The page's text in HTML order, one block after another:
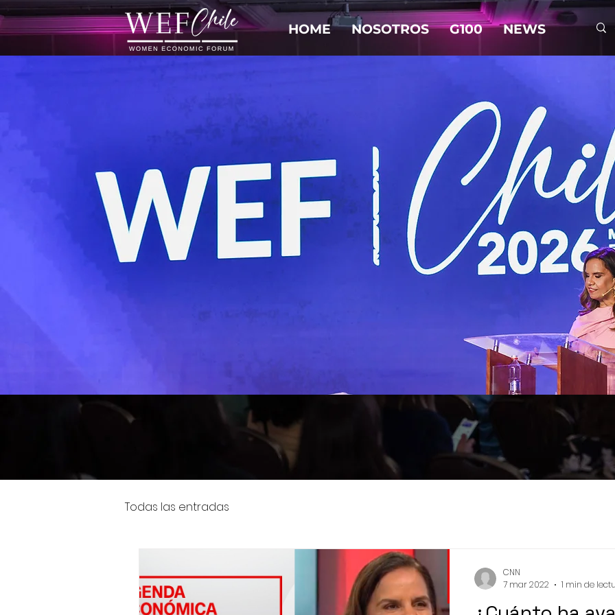
HOME NOSOTROS G100 NEWS
Mantente al tanto
nuestros últimos
Todas las entradas
CNN
7 mar 2022
1 min de